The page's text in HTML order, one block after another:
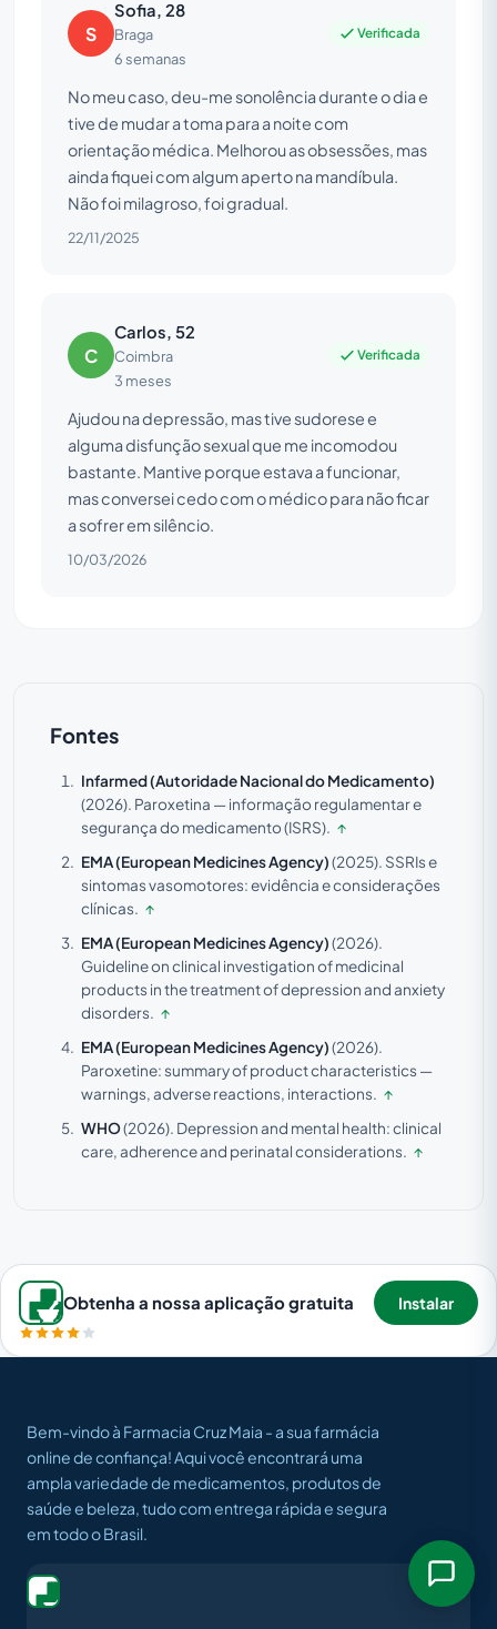
S
Sofia, 28
Braga
6 semanas
Verificada
No meu caso, deu-me sonolência durante o dia e
tive de mudar a toma para a noite com
orientação médica. Melhorou as obsessões, mas
ainda fiquei com algum aperto na mandíbula.
Não foi milagroso, foi gradual.
22/11/2025
C
Carlos, 52
Coimbra
3 meses
Verificada
Ajudou na depressão, mas tive sudorese e
alguma disfunção sexual que me incomodou
bastante. Mantive porque estava a funcionar,
mas conversei cedo com o médico para não ficar
a sofrer em silêncio.
10/03/2026
Fontes
Infarmed (Autoridade Nacional do Medicamento)
(2026). Paroxetina — informação regulamentar e
segurança do medicamento (ISRS). ↑
EMA (European Medicines Agency)(2025). SSRIs e
sintomas vasomotores: evidência e considerações
clínicas. ↑
EMA (European Medicines Agency)(2026).
Guideline on clinical investigation of medicinal
products in the treatment of depression and anxiety
disorders. ↑
EMA (European Medicines Agency)(2026).
Paroxetine: summary of product characteristics —
warnings, adverse reactions, interactions. ↑
WHO(2026). Depression and mental health: clinical
care, adherence and perinatal considerations. ↑
Obtenha a nossa aplicação gratuita Instalar
Bem-vindo à Farmacia Cruz Maia - a sua farmácia
online de confiança! Aqui você encontrará uma
ampla variedade de medicamentos, produtos de
saúde e beleza, tudo com entrega rápida e segura
em todo o Brasil.